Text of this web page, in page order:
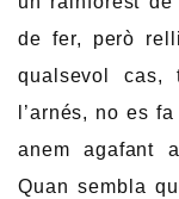
de fer, però
qualsevol
l’arnés, no es
anem agafant
Quan sembla